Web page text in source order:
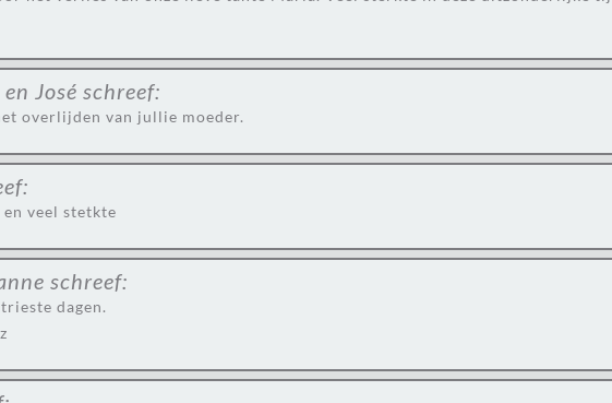
José schreef:
overlijden van jullie moeder.
veel stetkte
schreef:
dagen.